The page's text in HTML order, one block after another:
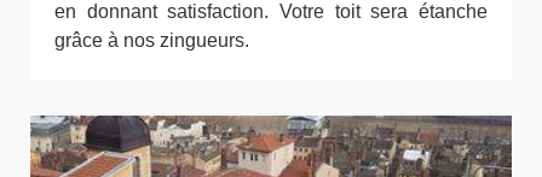
en donnant satisfaction. Votre toit sera étanche
grâce à nos zingueurs.